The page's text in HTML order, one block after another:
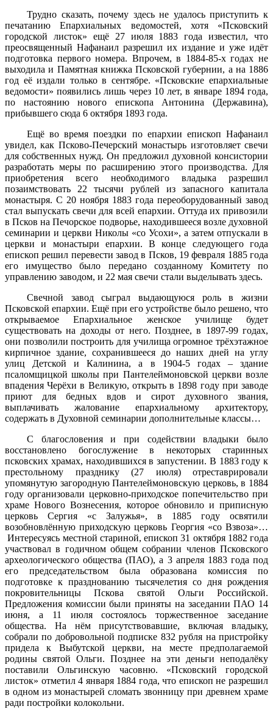
Трудно сказать, почему здесь не удалось приступить к
печатанию Епархиальных ведомостей, хотя «Псковский
городской листок» ещё 27 июля 1883 года известил, что
преосвященный Нафанаил разрешил их издание и уже идёт
подготовка первого номера. Впрочем, в 1884-85-х годах не
выходила и Памятная книжка Псковской губернии, а на 1886
год её издали только в сентябре. «Псковские епархиальные
ведомости» появились лишь через 10 лет, в январе 1894 года,
по настоянию нового епископа Антонина (Державина),
прибывшего сюда 6 октября 1893 года.
Ещё во время поездки по епархии епископ Нафанаил
увидел, как Псково-Печерский монастырь изготовляет свечи
для собственных нужд. Он предложил духовной консистории
разработать меры по расширению этого производства. Для
приобретения всего необходимого владыка разрешил
позаимствовать 22 тысячи рублей из запасного капитала
монастыря. С 20 ноября 1883 года переоборудованный завод
стал выпускать свечи для всей епархии. Оттуда их привозили
в Псков на Печорское подворье, находившееся возле духовной
семинарии и церкви Николы «со Усохи», а затем отпускали в
церкви и монастыри епархии. В конце следующего года
епископ решил перевести завод в Псков, 19 февраля 1885 года
его имущество было передано созданному Комитету по
управлению заводом, и 22 мая свечи стали выделывать здесь.
Свечной завод сыграл выдающуюся роль в жизни
Псковской епархии. Ещё при его устройстве было решено, что
открываемое Епархиальное женское училище будет
существовать на доходы от него. Позднее, в 1897-99 годах,
они позволили построить для училища огромное трёхэтажное
кирпичное здание, сохранившееся до наших дней на углу
улиц Детской и Калинина, а в 1904-5 годах – здание
псаломщицкой школы при Пантелеймоновской церкви возле
впадения Черёхи в Великую, открыть в 1898 году при заводе
приют для бедных вдов и сирот духовного звания,
выплачивать жалование епархиальному архитектору,
содержать в Духовной семинарии дополнительные классы…
С благословения и при содействии владыки было
восстановлено богослужение в некоторых старинных
псковских храмах, находившихся в запустении. В 1883 году к
престольному празднику (27 июля) отреставрировали
упомянутую загородную Пантелеймоновскую церковь, в 1884
году организовали церковно-приходское попечительство при
храме Нового Вознесения, которое обновило и приписную
церковь Сергия «с Залужья», в 1885 году освятили
возобновлённую приходскую церковь Георгия «со Взвоза»…
Интересуясь местной стариной, епископ 31 октября 1882 года
участвовал в годичном общем собрании членов Псковского
археологического общества (ПАО), а 3 апреля 1883 года под
его председательством была образована комиссия по
подготовке к празднованию тысячелетия со дня рождения
покровительницы Пскова святой Ольги Российской.
Предложения комиссии были приняты на заседании ПАО 14
июня, а 11 июля состоялось торжественное заседание
общества. На нём присутствовавшие, включая владыку,
собрали по добровольной подписке 832 рубля на пристройку
придела к Выбутской церкви, на месте предполагаемой
родины святой Ольги. Позднее на эти деньги неподалёку
поставили Ольгинскую часовню. «Псковский городской
листок» отметил 4 января 1884 года, что епископ не разрешил
в одном из монастырей сломать звонницу при древнем храме
ради постройки колокольни.